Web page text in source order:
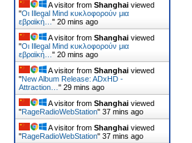
A visitor from Shanghai viewed
"Οι Illegal Mind κυκλοφορούν μια
εβραϊκή… " 20 mins ago
A visitor from Shanghai viewed
"Οι Illegal Mind κυκλοφορούν μια
εβραϊκή… " 20 mins ago
A visitor from Shanghai viewed
"New Album Release: ADxHD -
Attraction… " 29 mins ago
A visitor from Shanghai viewed
"RageRadioWebStation" 37 mins ago
A visitor from Shanghai viewed
"RageRadioWebStation" 37 mins ago